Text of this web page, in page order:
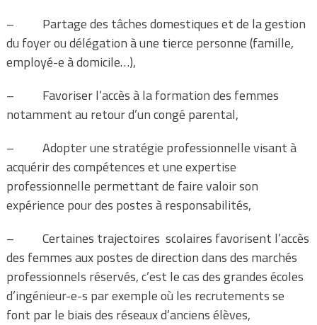
– Partage des tâches domestiques et de la gestion
du foyer ou délégation à une tierce personne (famille,
employé-e à domicile…),
– Favoriser l’accès à la formation des femmes
notamment au retour d’un congé parental,
– Adopter une stratégie professionnelle visant à
acquérir des compétences et une expertise
professionnelle permettant de faire valoir son
expérience pour des postes à responsabilités,
– Certaines trajectoires scolaires favorisent l’accès
des femmes aux postes de direction dans des marchés
professionnels réservés, c’est le cas des grandes écoles
d’ingénieur-e-s par exemple où les recrutements se
font par le biais des réseaux d’anciens élèves,